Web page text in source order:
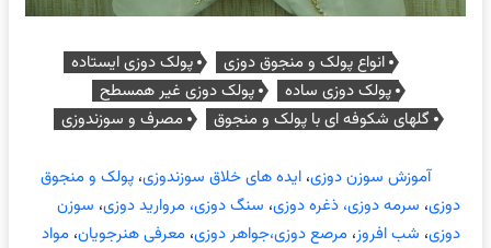
انواع پولک و منجوق دوزی
پولک دوزی ایستاده
پولک دوزی ساده
پولک دوزی غیر همسطح
گلهای شکوفه ای با پولک و منجوق
مصرف و سوزندوزی
آموزش سوزن دوزی،ایده های خلاق سوزندوزی،پولک و منجوق
دوزی، سرمه دوزی، ذغره دوزی، سنگ دوزی، مروارید دوزی، سوزن
دوزی، شب افروز،مرصع دوزی،جواهر دوزی،معرفی هنرجویان،مواد